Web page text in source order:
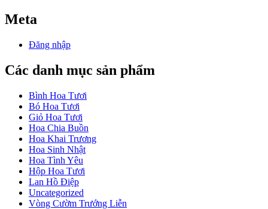
Meta
Đăng nhập
Các danh mục sản phẩm
Bình Hoa Tươi
Bó Hoa Tươi
Giỏ Hoa Tươi
Hoa Chia Buồn
Hoa Khai Trương
Hoa Sinh Nhật
Hoa Tình Yêu
Hộp Hoa Tươi
Lan Hồ Điệp
Uncategorized
Vòng Cườm Trướng Liễn